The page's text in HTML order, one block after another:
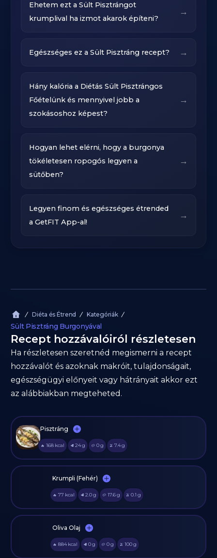
Ehetem ezt a Sült Pisztrángot
krumplival ha izmot akarok építeni?
→
Egészséges ez a Sült Pisztráng recept? →
Hány kalória a Diétás Sült Pisztrángos
Főételünk és mennyivel jobb a
szokásoshoz képest?
→
Hogyan lehet elérni, hogy a burgonya
tökéletesen ropogós legyen a
sütőben?‍
→
Legyen finom és egészséges étrended
a GetFIT App-al!
→
Diéta és Étrend Kategóriák
Sült Pisztráng Burgonyával
Recept hozzávalóiról részletesen
Ha részletesen szeretnéd megismerni a recept
hozzávalót és azoknak makróit, tulajdonságait,
egészségügyi előnyeit vagy hátrányait akkor ezt
az alábbiakban megteheted.
Pisztráng
🔥 168 kcal 🥩 24g 🥔 0g 🫒 7.4g
Krumpli (Fehér)
🔥 77 kcal 🥩 2.0g 🥔 17.6g 🫒 0.1 g
Oliva Olaj
🔥 884 kcal 🥩 0g 🥔 0g 🫒 100g